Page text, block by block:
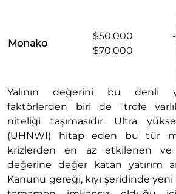
Monako
$50.000 -
$70.000
Yalının değerini bu denli
faktörlerden biri de "trofe
niteliği taşımasıdır. Ultra
(UHNWI) hitap eden bu tür
krizlerden en az etkilenen ve
değerine değer katan yatırım
Kanunu gereği, kıyı şeridinde